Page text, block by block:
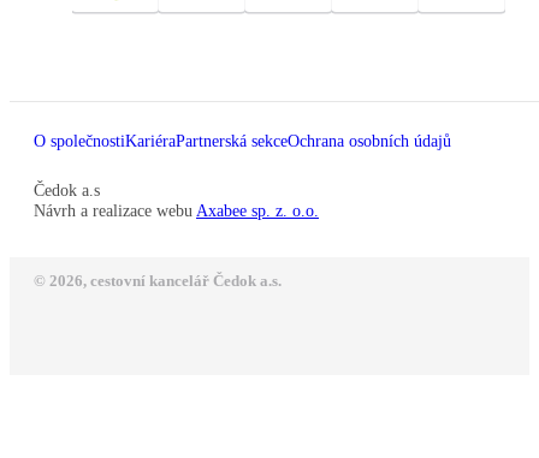
O společnostiKariéraPartnerská sekceOchrana osobních údajů
Čedok a.s
Návrh a realizace webu Axabee sp. z. o.o.
© 2026, cestovní kancelář Čedok a.s.